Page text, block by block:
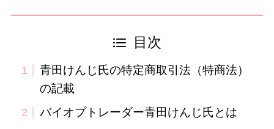
目次
青田けんじ氏の特定商取引法（特商法）
の記載
バイオプトレーダー青田けんじ氏とは